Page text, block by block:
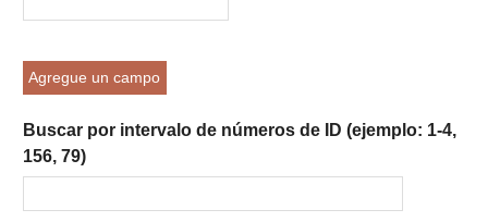
campo
Agregue un campo
Buscar por intervalo de números de ID (ejemplo: 1-4,
156, 79)